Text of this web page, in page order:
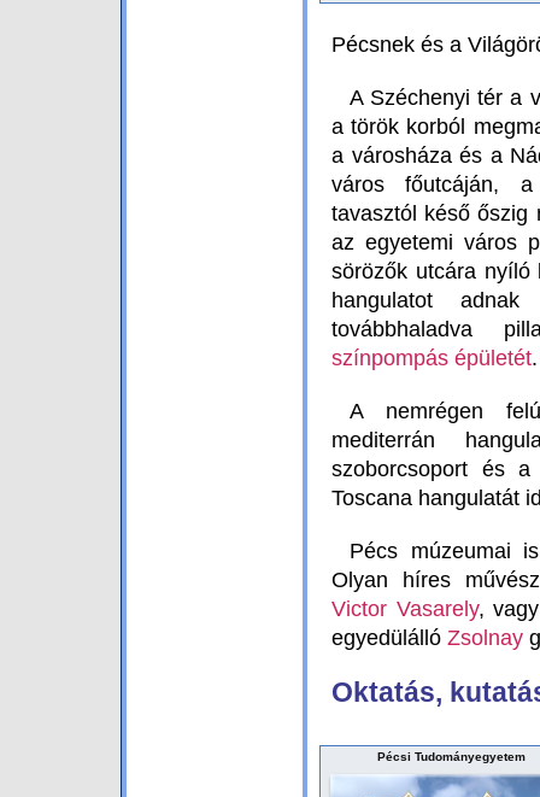
Pécsnek és a
A Széchenyi tér a
a török korból
a városháza és a
város főutcáján,
tavasztól késő őszig
az egyetemi város
sörözők utcára nyíló
hangulatot
továbbhaladva
színpompás épületét.
A nemrégen
mediterrán
szoborcsoport és a
Toscana hangulatát
Pécs múzeumai
Olyan híres
Victor Vasarely,
egyedülálló Zsolnay
Oktatás,
Pécsi Tudományegyetem